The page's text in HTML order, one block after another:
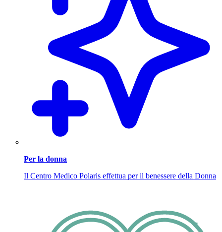
Per la donna
Il Centro Medico Polaris effettua per il benessere della Donna